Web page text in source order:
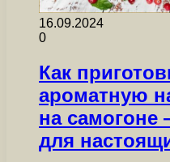
16.09.2024
0
Как
ароматную
на
для